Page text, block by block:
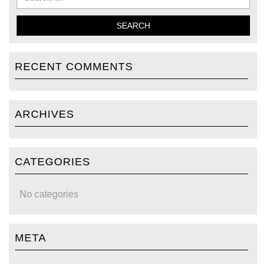
RECENT COMMENTS
ARCHIVES
CATEGORIES
No categories
META